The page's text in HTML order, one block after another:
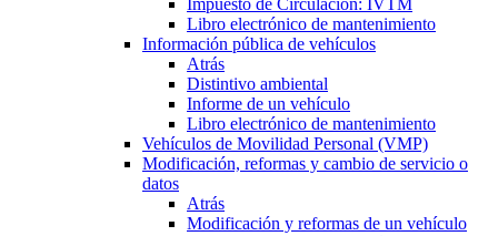
Impuesto de Circulación: IVTM
Libro electrónico de mantenimiento
Información pública de vehículos
Atrás
Distintivo ambiental
Informe de un vehículo
Libro electrónico de mantenimiento
Vehículos de Movilidad Personal (VMP)
Modificación, reformas y cambio de servicio o
datos
Atrás
Modificación y reformas de un vehículo